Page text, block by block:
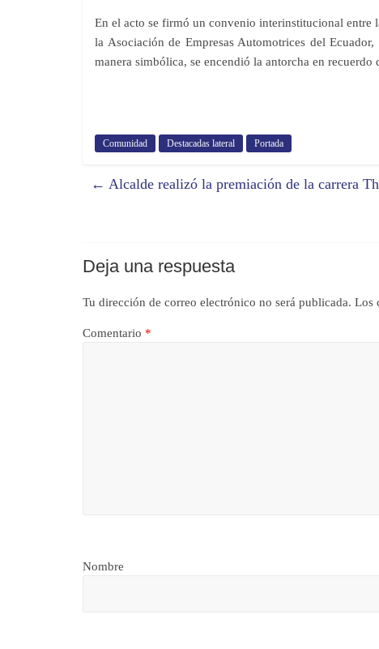
En el acto se firmó un convenio interinstitucional entre
la Asociación de Empresas Automotrices del
manera simbólica, se encendió la antorcha en recuerdo
Comunidad Destacadas lateral Portada
← Alcalde realizó la premiación de la carrera
Deja una respuesta
Tu dirección de correo electrónico no será publicada. Los
Comentario *
Nombre